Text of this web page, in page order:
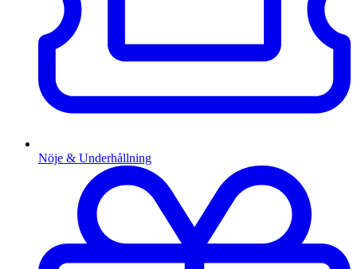
Nöje & Underhållning